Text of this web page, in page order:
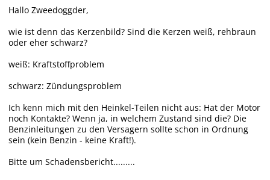
Hallo Zweedoggder,
wie ist denn das Kerzenbild? Sind die Kerzen weiß, rehbraun
oder eher schwarz?
weiß: Kraftstoffproblem
schwarz: Zündungsproblem
Ich kenn mich mit den Heinkel-Teilen nicht aus: Hat der Motor
noch Kontakte? Wenn ja, in welchem Zustand sind die? Die
Benzinleitungen zu den Versagern sollte schon in Ordnung
sein (kein Benzin - keine Kraft!).
Bitte um Schadensbericht.........